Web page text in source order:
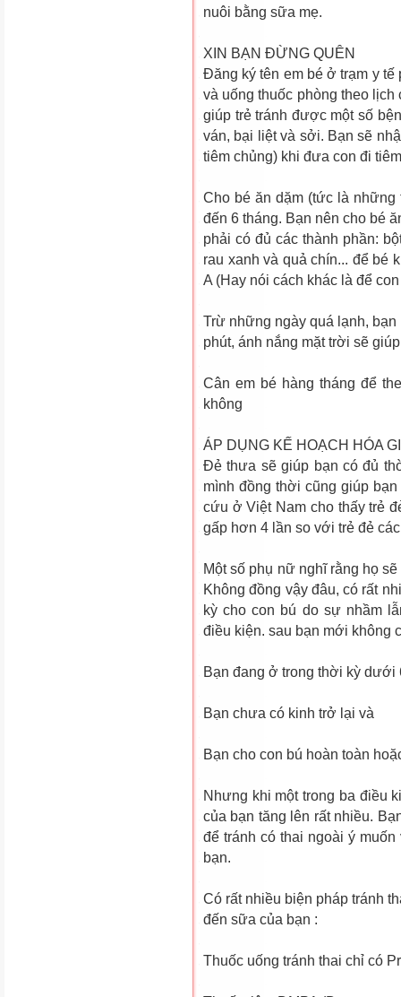
nuôi bằng sữa mẹ.
XIN BẠN ĐỪNG QUÊN
Ðăng ký tên em bé ở trạm y
và uống thuốc phòng theo
giúp trẻ tránh được một số
ván, bại liệt và sởi. Bạn sẽ
tiêm chủng) khi đ­ưa con đi
Cho bé ăn dặm (tức là
đến 6 tháng. Bạn nên cho bé
phải có đủ các thành phần:
rau xanh và quả chín... để bé
A (Hay nói cách khác là để
Trừ những ngày quá lạnh,
phút, ánh nắng mặt trời sẽ
Cân em bé hàng tháng để
không
ÁP DỤNG KẾ HOẠCH HÓA
Ðẻ thưa sẽ giúp bạn có đủ
mình đồng thời cũng giúp
cứu ở Việt Nam cho thấy trẻ
gấp hơn 4 lần so với trẻ đẻ
Một số phụ nữ nghĩ rằng họ
Không đồng vậy đâu, có rất
kỳ cho con bú do sự nhầm
điều kiện. sau bạn mới không
Bạn đang ở trong thời kỳ dưới
Bạn chưa có kinh trở lại và
Bạn cho con bú hoàn toàn
Nhưng khi một trong ba điều
của bạn tăng lên rất nhiều.
để tránh có thai ngoài ý
bạn.
Có rất nhiều biện pháp tránh
đến sữa của bạn :
Thuốc uống tránh thai chỉ có